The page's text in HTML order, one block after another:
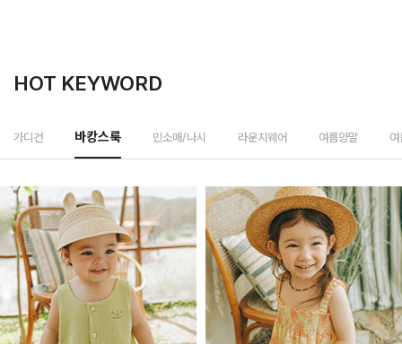
HOT KEYWORD
가디건 바캉스룩 민소매/나시 라운지웨어 여름양말